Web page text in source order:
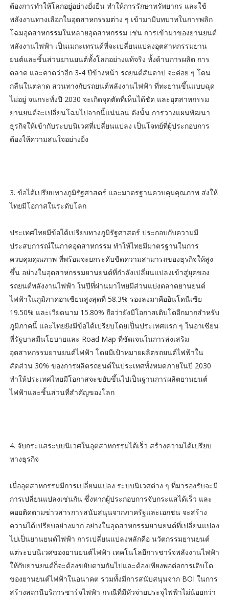
ต้องการทำให้โลกอยู่อย่างยั่งยืน ทำให้การรักษาทรัพยากร และใช้
พลังงานทางเลือกในอุตสาหกรรมต่าง ๆ เข้ามามีบทบาทในการพลิก
โฉมอุตสาหกรรมในหลายอุตสาหกรรม เช่น การเข้ามาของยานยนต์
พลังงานไฟฟ้า เป็นเมกะเทรนด์ที่จะเปลี่ยนแปลงอุตสาหกรรมยาน
ยนต์และชิ้นส่วนยานยนต์ทั้งโลกอย่างแท้จริง ทั้งด้านการผลิต การ
ตลาด และคาดว่าอีก 3-4 ปีข้างหน้า รถยนต์สันดาป จะค่อย ๆ โดน
กลืนในตลาด สวนทางกับรถยนต์พลังงานไฟฟ้า ที่ทะยานขึ้นแบบฉุด
ไม่อยู่ จนกระทั่งปี 2030 จะเกิดจุดตัดที่เห็นได้ชัด และอุตสาหกรรม
ยานยนต์จะเปลี่ยนโฉมไปจากนี้แน่นอน ดังนั้น การวางแผนพัฒนา
ธุรกิจให้เข้ากับระบบนิเวศที่เปลี่ยนแปลง เป็นโจทย์ที่ผู้ประกอบการ
ต้องให้ความสนใจอย่างยิ่ง
3. ข้อได้เปรียบทางภูมิรัฐศาสตร์ และมาตรฐานควบคุมคุณภาพ ส่งให้
ไทยมีโอกาสในระดับโลก
ประเทศไทยมีข้อได้เปรียบทางภูมิรัฐศาสตร์ ประกอบกับความมี
ประสบการณ์ในภาคอุตสาหกรรม ทำให้ไทยมีมาตรฐานในการ
ควบคุมคุณภาพ ที่พร้อมจะยกระดับขีดความสามารถของธุรกิจให้สูง
ขึ้น อย่างในอุตสาหกรรมยานยนต์ที่กำลังเปลี่ยนแปลงเข้าสู่ยุคของ
รถยนต์พลังงานไฟฟ้า ในปีที่ผ่านมาไทยมีส่วนแบ่งตลาดยานยนต์
ไฟฟ้าในภูมิภาคอาเซียนสูงสุดที่ 58.3% รองลงมาคืออินโดนีเซีย
19.50% และเวียดนาม 15.80% ถือว่ายังมีโอกาสเติบโตอีกมากสำหรับ
ภูมิภาคนี้ และไทยยังมีข้อได้เปรียบโดยเป็นประเทศแรก ๆ ในอาเซียน
ที่รัฐบาลมีนโยบายและ Road Map ที่ชัดเจนในการส่งเสริม
อุตสาหกรรมยานยนต์ไฟฟ้า โดยมีเป้าหมายผลิตรถยนต์ไฟฟ้าใน
สัดส่วน 30% ของการผลิตรถยนต์ในประเทศทั้งหมดภายในปี 2030
ทำให้ประเทศไทยมีโอกาสจะขยับขึ้นไปเป็นฐานการผลิตยานยนต์
ไฟฟ้าและชิ้นส่วนที่สำคัญของโลก
4. จับกระแสระบบนิเวศในอุตสาหกรรมได้เร็ว สร้างความได้เปรียบ
ทางธุรกิจ
เมื่ออุตสาหกรรมมีการเปลี่ยนแปลง ระบบนิเวศต่าง ๆ ที่มารองรับจะมี
การเปลี่ยนแปลงเช่นกัน ซึ่งหากผู้ประกอบการจับกระแสได้เร็ว และ
คอยติดตามข่าวสารการสนับสนุนจากภาครัฐและเอกชน จะสร้าง
ความได้เปรียบอย่างมาก อย่างในอุตสาหกรรมยานยนต์ที่เปลี่ยนแปลง
ไปเป็นยานยนต์ไฟฟ้า การเปลี่ยนแปลงหลักคือ นวัตกรรมยานยนต์
แต่ระบบนิเวศของยานยนต์ไฟฟ้า เทคโนโลยีการชาร์จพลังงานไฟฟ้า
ให้กับยานยนต์ก็จะต้องขยับตามกันไปและต้องเพียงพอต่อการเติบโต
ของยานยนต์ไฟฟ้าในอนาคต รวมทั้งมีการสนับสนุนจาก BOI ในการ
สร้างสถานีบริการชาร์จไฟฟ้า กรณีที่มีหัวจ่ายประจุไฟฟ้าไม่น้อยกว่า